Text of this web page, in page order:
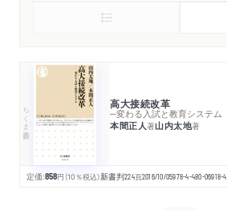
ちくま新書 高大接続改革
─変わる入試と教育システム
本間正人著山内太地著
定価:858円 （10％税込）新書判224頁2016/10/05978-4-480-06918-4